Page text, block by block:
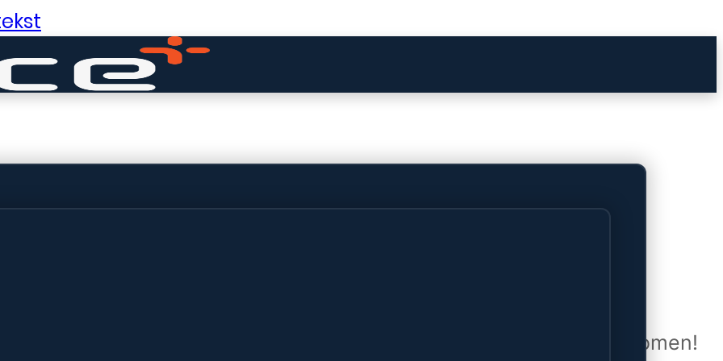
dingen in het verschiet
winkel wordt momenteel gebouwd en zal binnenkort online komen!